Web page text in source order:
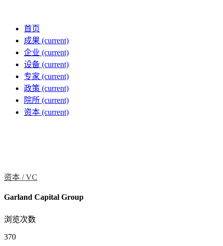
首页
成果 (current)
企业 (current)
设备 (current)
专家 (current)
政策 (current)
院所 (current)
资本 (current)
资本 /VC
Garland Capital Group
浏览次数
370